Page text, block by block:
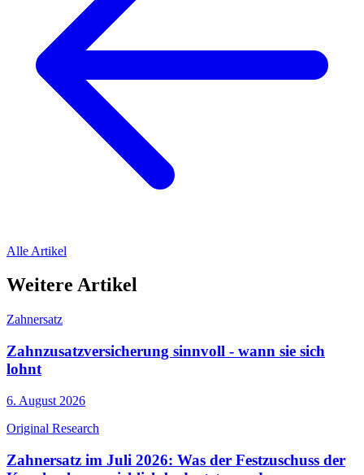
Alle Artikel
Weitere Artikel
Zahnersatz
Zahnzusatzversicherung sinnvoll - wann sie sich
lohnt
6. August 2026
Original Research
Zahnersatz im Juli 2026: Was der Festzuschuss der